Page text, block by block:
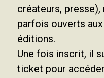
créateurs,
parfois ouverts
éditions.
Une fois inscrit, il
ticket pour